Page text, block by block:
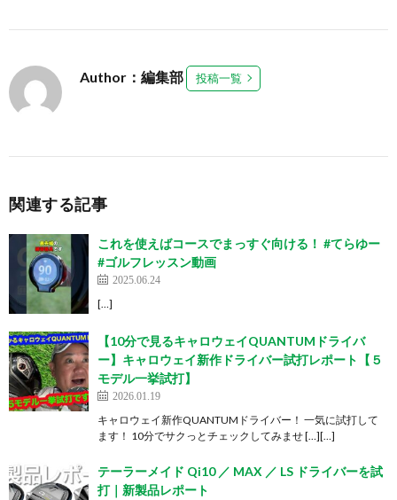
Author：編集部 投稿一覧
関連する記事
これを使えばコースでまっすぐ向ける！ #てらゆー
#ゴルフレッスン動画
2025.06.24
[…]
【10分で見るキャロウェイQUANTUMドライバ
ー】キャロウェイ新作ドライバー試打レポート【５
モデル一挙試打】
2026.01.19
キャロウェイ新作QUANTUMドライバー！ 一気に試打して
ます！ 10分でサクっとチェックしてみませ […][…]
テーラーメイド Qi10 ／ MAX ／ LS ドライバーを試
打｜新製品レポート